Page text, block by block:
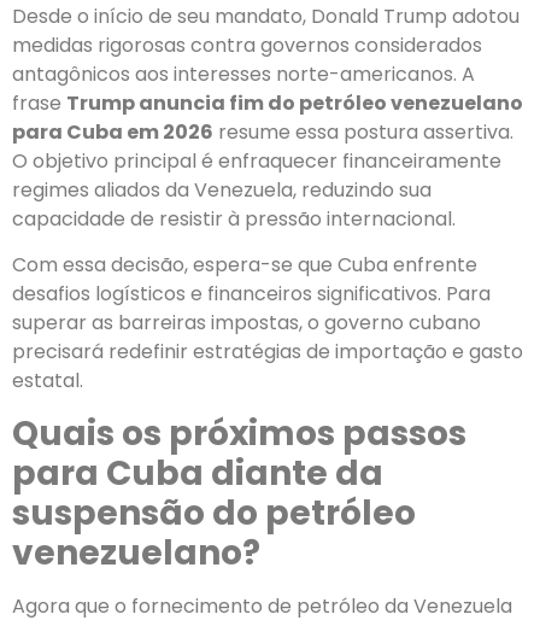
Desde o início de seu mandato, Donald Trump adotou
medidas rigorosas contra governos considerados
antagônicos aos interesses norte-americanos. A
frase Trump anuncia fim do petróleo venezuelano
para Cuba em 2026 resume essa postura assertiva.
O objetivo principal é enfraquecer financeiramente
regimes aliados da Venezuela, reduzindo sua
capacidade de resistir à pressão internacional.
Com essa decisão, espera-se que Cuba enfrente
desafios logísticos e financeiros significativos. Para
superar as barreiras impostas, o governo cubano
precisará redefinir estratégias de importação e gasto
estatal.
Quais os próximos passos
para Cuba diante da
suspensão do petróleo
venezuelano?
Agora que o fornecimento de petróleo da Venezuela